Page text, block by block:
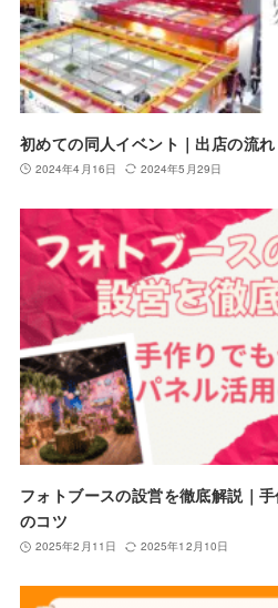
初めての同人イベント｜出店の流
2024年4月16日 2024年5月29日
フォトブースの設営を徹底解説｜
のコツ
2025年2月11日 2025年12月10日